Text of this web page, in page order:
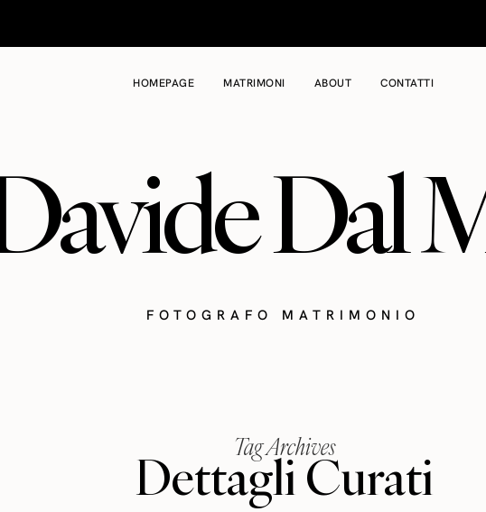
HOMEPAGE MATRIMONI ABOUT CONTATTI
Dal
FOTOGRAFO MATRIMONIO
Tag Archives
Dettagli Curati